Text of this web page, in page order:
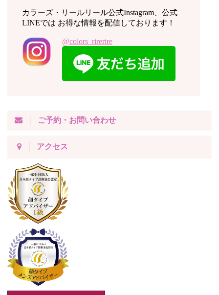
カラーズ・リールリール公式Instagram、公式
LINEでは お得な情報を配信しております！
@colors_rirerire
ご予約・お問い合わせ
アクセス